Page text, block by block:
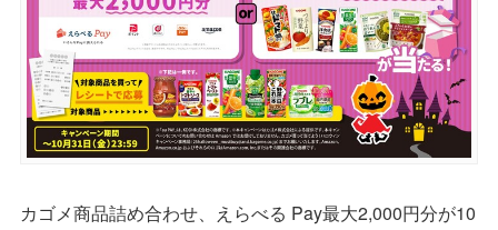
カゴメ商品詰め合わせ、えらべる Pay最大2,000円分が10